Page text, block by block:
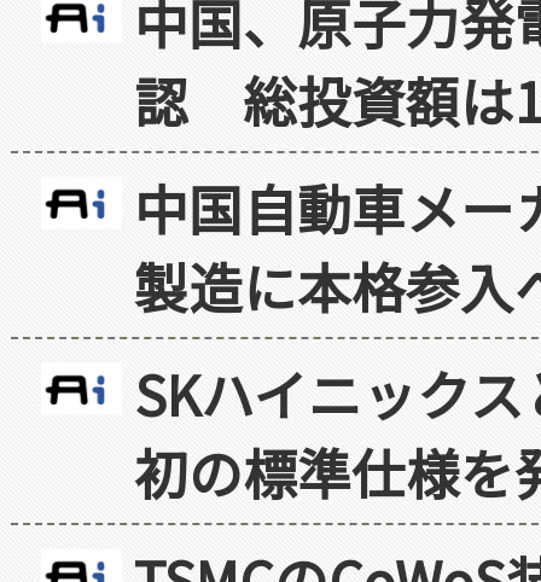
中国、原子力
認 総投資額は
中国自動車メ
製造に本格参入
SKハイニック
初の標準仕様を